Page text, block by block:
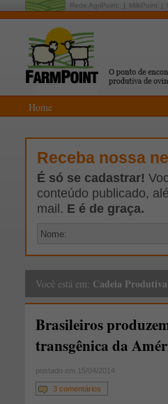
Rede AgriPoint: MilkPoint
Home
Receba nossa
É só se cadastrar!
conteúdo publicado,
mail. E é de graça.
Você está em: Cadeia Produtiva
Brasileiros
transgênica da
postado em 15/04/2014
3 comentários